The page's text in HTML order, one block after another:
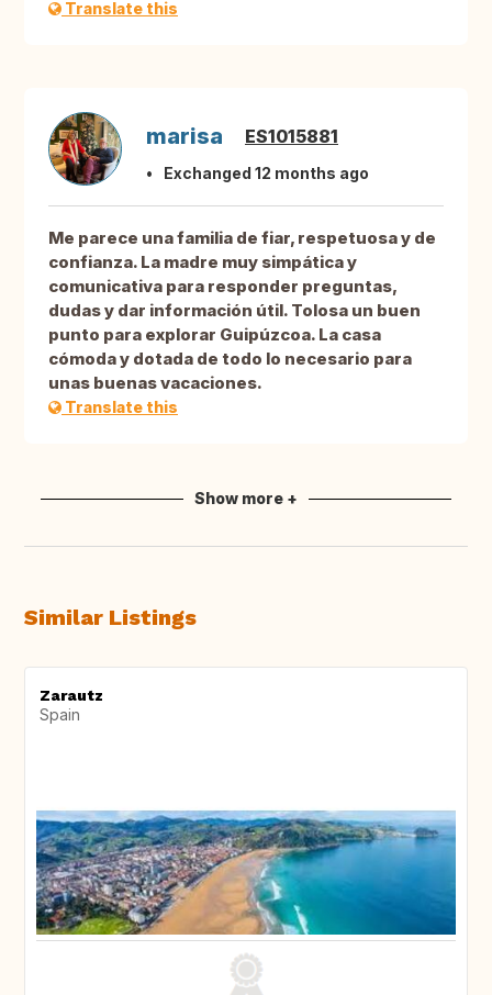
Translate this
marisa ES1015881
Exchanged 12 months ago
Me parece una familia de fiar, respetuosa y de
confianza. La madre muy simpática y
comunicativa para responder preguntas,
dudas y dar información útil. Tolosa un buen
punto para explorar Guipúzcoa. La casa
cómoda y dotada de todo lo necesario para
unas buenas vacaciones.
Translate this
Show more +
Similar Listings
Zarautz
Spain